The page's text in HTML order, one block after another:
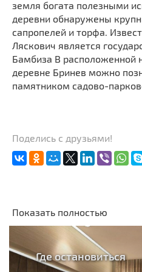
земля богата полезными
деревни обнаружены
сапропелей и торфа.
Ляскович является
Бамбиза В расположенной
деревне Бринев можно
памятником садово-
Поделись с друзьями!
Показать полностью
Где остановиться